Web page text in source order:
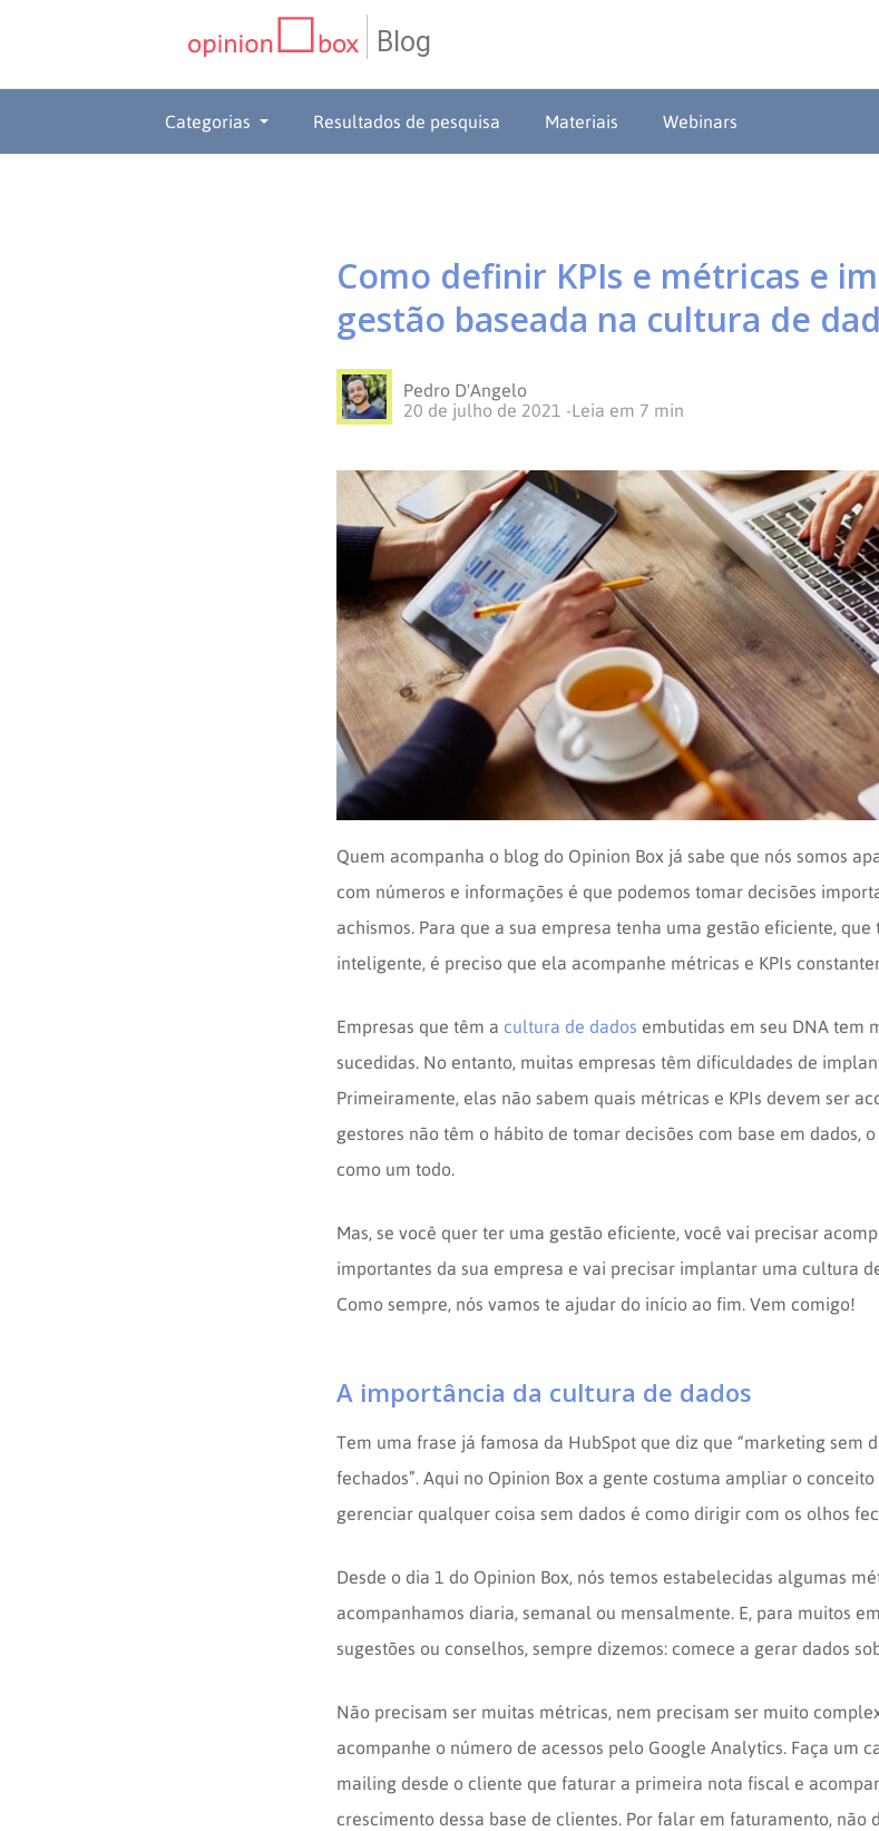
Blog
Categorias Resultados de pesquisa Materiais Webinars
Como definir KPIs e métricas e
gestão baseada na cultura de
Pedro D'Angelo
20 de julho de 2021 -Leia em 7 min
Quem acompanha o blog do Opinion Box já sabe que nós somos
com números e informações é que podemos tomar decisões
achismos. Para que a sua empresa tenha uma gestão eficiente,
inteligente, é preciso que ela acompanhe métricas e KPIs
Empresas que têm a cultura de dados embutidas em seu DNA tem
sucedidas. No entanto, muitas empresas têm dificuldades de
Primeiramente, elas não sabem quais métricas e KPIs devem ser
gestores não têm o hábito de tomar decisões com base em dados,
como um todo.
Mas, se você quer ter uma gestão eficiente, você vai precisar
importantes da sua empresa e vai precisar implantar uma cultura
Como sempre, nós vamos te ajudar do início ao fim. Vem comigo!
A importância da cultura de dados
Tem uma frase já famosa da HubSpot que diz que “marketing sem
fechados”. Aqui no Opinion Box a gente costuma ampliar o
gerenciar qualquer coisa sem dados é como dirigir com os olhos
Desde o dia 1 do Opinion Box, nós temos estabelecidas algumas
acompanhamos diaria, semanal ou mensalmente. E, para muitos
sugestões ou conselhos, sempre dizemos: comece a gerar dados
Não precisam ser muitas métricas, nem precisam ser muito
acompanhe o número de acessos pelo Google Analytics. Faça um
mailing desde o cliente que faturar a primeira nota fiscal e
crescimento dessa base de clientes. Por falar em faturamento, não
CATEGORIAS
NPS
RESULTADOS